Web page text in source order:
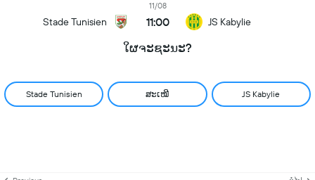
Stade Tunisien
11/08
11:00 JS Kabylie
ໃຜຈະຊະນະ?
Stade Tunisien ສະເໝີ JS Kabylie